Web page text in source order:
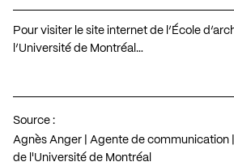
Pour visiter le site internet de l’École
l’Université de Montréal…
Source :
Agnès Anger | Agente de communication
de l'Université de Montréal